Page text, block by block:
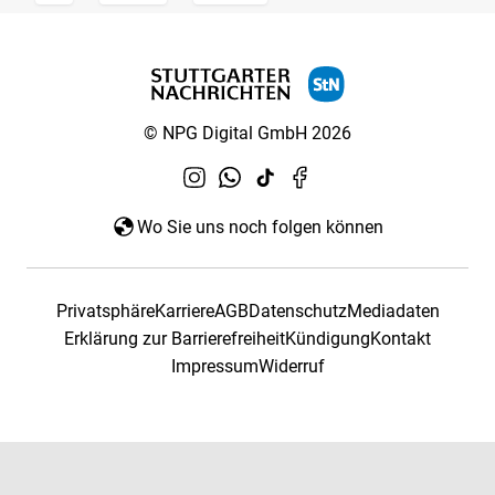
© NPG Digital GmbH 2026
Wo Sie uns noch folgen können
PrivatsphäreKarriereAGBDatenschutzMediadaten
Erklärung zur BarrierefreiheitKündigungKontakt
ImpressumWiderruf